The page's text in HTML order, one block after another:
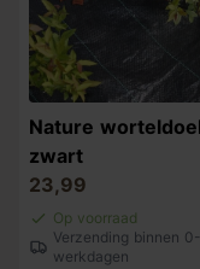
Nature
zwart
23,99
Op voorraad
Verzending binnen
werkdagen